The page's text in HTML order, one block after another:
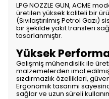
LPG NOZZLE GUN, ACME
üretilen yüksek kaliteli bir
(Sıvılaştırılmış Petrol
bir şekilde yakıt transferi
tasarlanmıştır.
Yüksek
Gelişmiş mühendislik ile
malzemelerden imal
sızdırmazlık özellikleri,
Ergonomik tasarımı
sağlar ve uzun süreli